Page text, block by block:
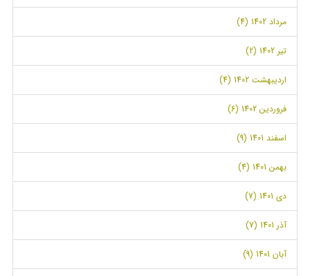
مرداد 1402 (4)
تیر 1402 (2)
اردیبهشت 1402 (4)
فروردین 1402 (6)
اسفند 1401 (9)
بهمن 1401 (4)
دی 1401 (7)
آذر 1401 (7)
آبان 1401 (9)